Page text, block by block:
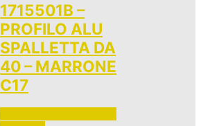
1715501B –
PROFILO ALU
SPALLETTA DA
40 – MARRONE
C17